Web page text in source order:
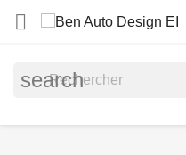

search